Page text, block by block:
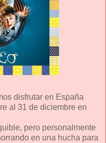
disfrutar en España
al 31 de diciembre en
pero personalmente
en una hucha para